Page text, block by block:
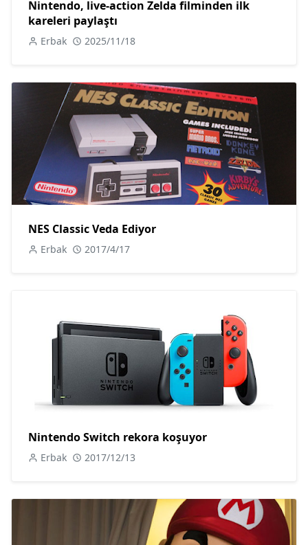
Nintendo, live-action Zelda filminden ilk
kareleri paylaştı
Erbak 2025/11/18
NES Classic Veda Ediyor
Erbak 2017/4/17
Nintendo Switch rekora koşuyor
Erbak 2017/12/13